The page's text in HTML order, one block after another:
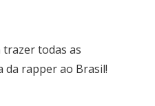
todas as
da rapper ao Brasil!